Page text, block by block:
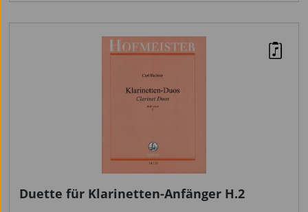
Duette für Klarinetten-Anfänger H.2